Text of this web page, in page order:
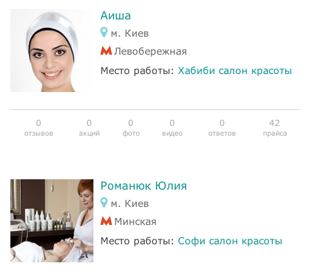
Аиша
м. Киев
Левобережная
Место работы: Хабиби салон красоты
0
отзывов
0
акций
0
фото
0
видео
0
ответов
42
прайса
Романюк Юлия
м. Киев
Минская
Место работы: Софи салон красоты